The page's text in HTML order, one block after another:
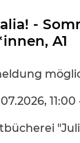
-
A1